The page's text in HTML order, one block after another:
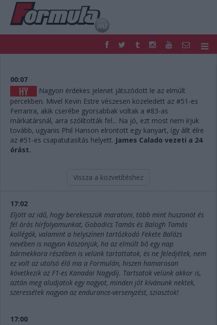
FORMULA
NEMZETKÖZI
HAZAI
RETRO
EGYÉB
PODCAST
SHOP
LIVE
TIPPJÁTÉK
DIGITÁLIS MAGAZIN
PONTÁLLÁSOK
VERSENYNAPTÁRAK
00:07
Nagyon érdekes jelenet játszódott le az elmúlt
percekben. Mivel Kevin Estre vészesen közeledett az #51-es
Ferrarira, akik cserébe gyorsabbak voltak a #83-as
márkatársnál, arra szólították fel... Na jó, ezt most nem írjuk
tovább, ugyanis Phil Hanson elrontott egy kanyart, így állt élre
az #51-es csapatutasítás helyett. James Calado vezeti a 24
órást.
Vissza a közvetítéshez
17:02
Eljött az idő, hogy berekesszük maratoni, több mint huszonöt és
fél órás hírfolyamunkat, Gobodics Tamás és Balogh Tamás
kollégák, valamint a helyszínen tartózkodó Fekete Balázs
nevében is nagyon köszönjük, ha az elmúlt bő egy nap
bármekkora részében is velünk tartottatok, és ne feledjétek, nem
ez volt az utolsó élő ma a Formulán, hiszen hamarosan
következik az F1-es Kanadai Nagydíj. Tartsatok velünk akkor is,
aztán meg aludjatok egy nagyot, minden jót kívánunk nektek,
szeressétek nagyon az endurance-versenyzést, sziasztok!
17:00